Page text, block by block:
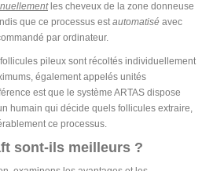
les cheveux de la zone donneuse
que ce processus estautomatisé avec
par ordinateur.
pileux sont récoltés individuellement
également appelés unités
est que le système ARTAS dispose
humain qui décide quels follicules extraire,
ce processus.
sont-ils meilleurs ?